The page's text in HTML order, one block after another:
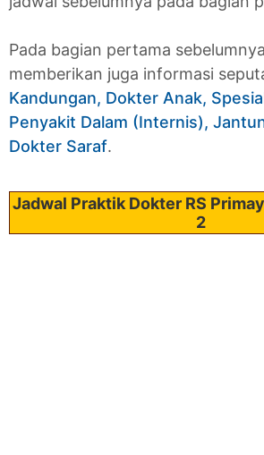
Pada bagian pertama
memberikan juga informasi
Kandungan, Dokter Anak,
Penyakit Dalam (Internis),
Dokter Saraf.
Jadwal Praktik Dokter RS
2